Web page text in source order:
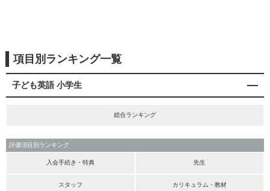
項目別ランキング一覧
子ども英語 小学生
総合ランキング
評価項目別ランキング
入会手続き・特典 先生
スタッフ カリキュラム・教材